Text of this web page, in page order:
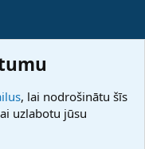
, lai nodrošinātu šīs
uzlabotu jūsu